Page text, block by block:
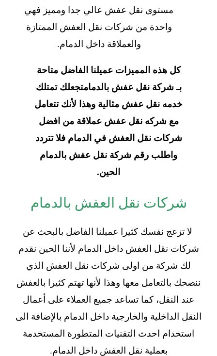
مستوى نقل عفش عالي جدا ومميز فهي
واحدة من شركات نقل العفش الممتازة
والعملاقة داخل الدمام.
كل هذه المميزات عميلنا الفاضل متاحة
بـ شركة نقل عفش بالدمامتجعلك تمتلك
خدمه نقل عفش مثالية وهذا لأنك تتعامل
مع شركه نقل عفش عملاقة من افضل
شركات نقل العفش في الدمام فلا تتردد
واطلب رقم شركة نقل عفش بالدمام
الحين.
شركات نقل العفش بالدمام
لا تزعج نفسك كثيرا عميلنا الفاضل بالبحث عن
شركات نقل العفش داخل الدمام لأننا الحين نقدم
لك شركة من اولى شركات نقل العفش الذي
ننصحك بالتعامل معها وهذا لأنها تهتم كثيرا بالعفش
عند النقل، كما تساعد جميع العملاء على أعمال
النقل الداخلية والخارجية داخل الدمام بالإضافة الى
استخدام احدث التقنيات المتطورة المستخدمة
بعملية نقل العفش داخل الدمام.